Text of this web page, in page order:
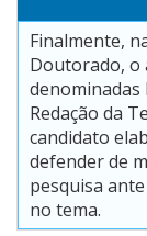
Finalmente,
Doutorado, o
denominadas
Redação da
candidato
defender de
pesquisa
no tema.